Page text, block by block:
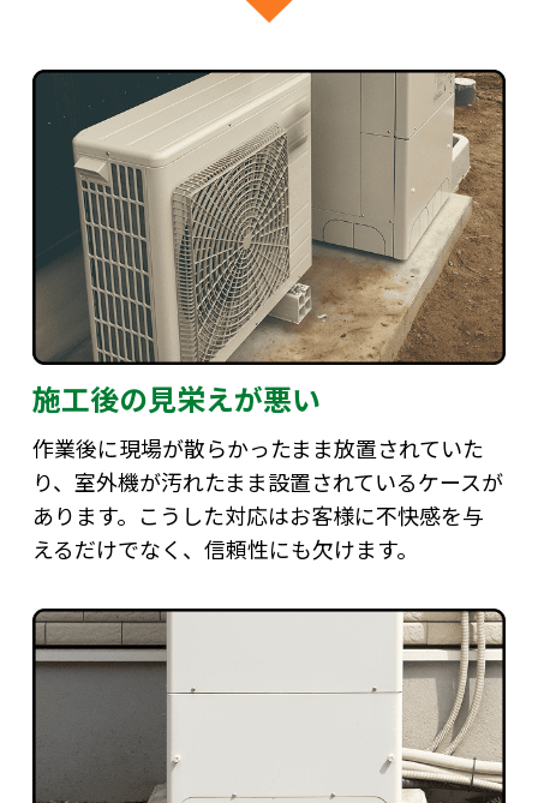
施工後の見栄えが悪い
作業後に現場が散らかったまま放置されていた
り、室外機が汚れたまま設置されているケースが
あります。こうした対応はお客様に不快感を与
えるだけでなく、信頼性にも欠けます。